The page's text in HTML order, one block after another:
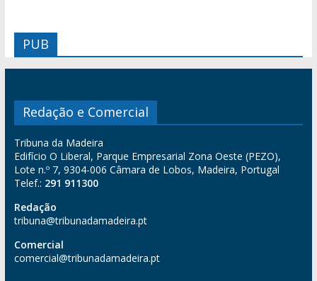
PUB
Redação e Comercial
Tribuna da Madeira
Edifício O Liberal, Parque Empresarial Zona Oeste (PEZO),
Lote n.º 7, 9304-006 Câmara de Lobos, Madeira, Portugal
Telef.: 291 911300
Redação
tribuna@tribunadamadeira.pt
Comercial
comercial@tribunadamadeira.pt